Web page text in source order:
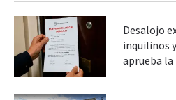
Desalojo
inquilinos
aprueba la